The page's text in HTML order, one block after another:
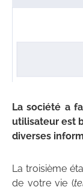
La société a
utilisateur est
diverses
La troisième
de votre vie (